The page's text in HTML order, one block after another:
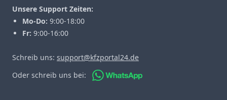
Unsere Support Zeiten:
Mo-Do: 9:00-18:00
Fr: 9:00-16:00
Schreib uns: support@kfzportal24.de
Oder schreib uns bei: